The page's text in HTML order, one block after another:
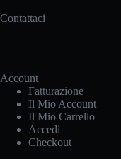
Contattaci
Account
Fatturazione
Il Mio Account
Il Mio Carrello
Accedi
Checkout